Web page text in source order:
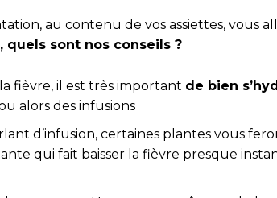
au contenu de vos assiettes,
quels sont nos conseils ?
fièvre, il est très important de bien
alors des infusions
d’infusion, certaines plantes vous
qui fait baisser la fièvre presque